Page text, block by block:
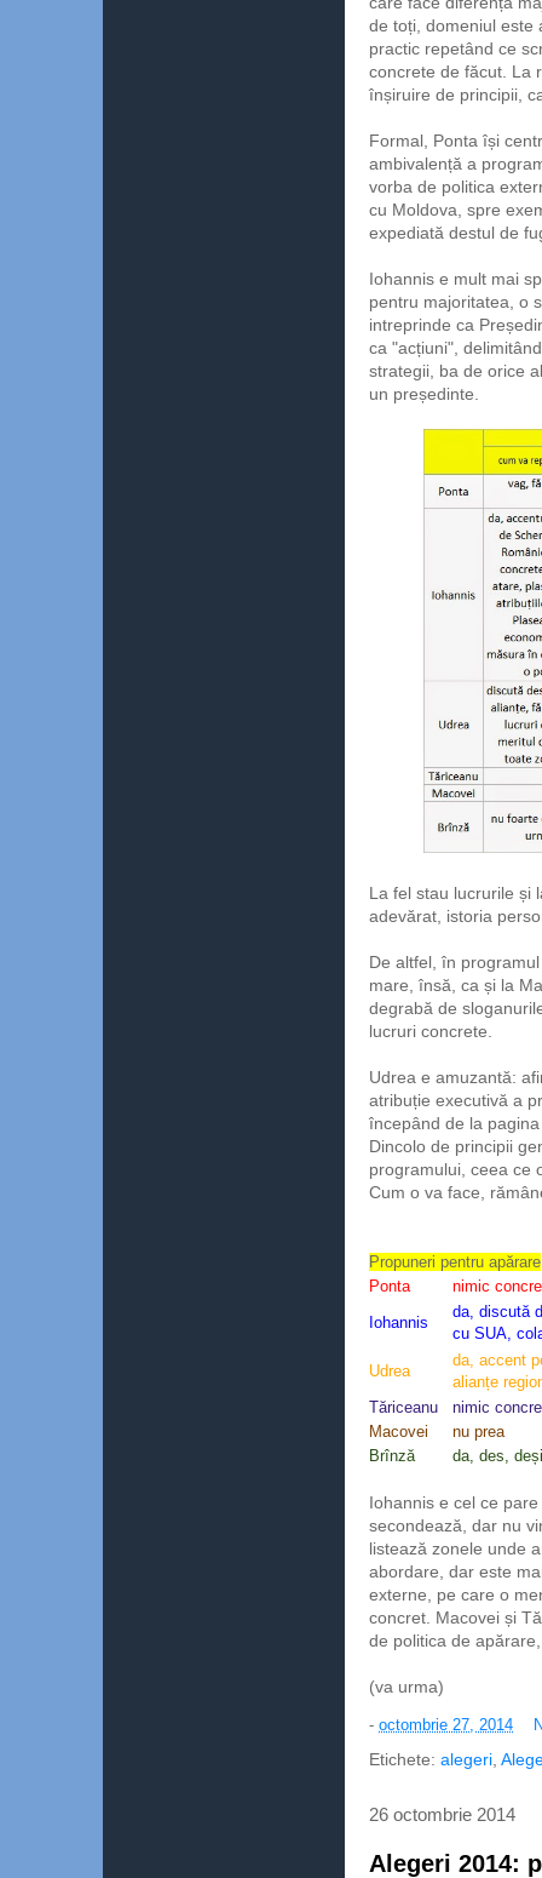
de toți, domeniul este
practic repetând ce
concrete de făcut. La
înșiruire de principii,
Formal, Ponta își
ambivalență a
vorba de politica
cu Moldova, spre
expediată destul de
Iohannis e mult mai
pentru majoritatea, o
intreprinde ca
ca "acțiuni",
strategii, ba de orice
un președinte.
La fel stau lucrurile și
adevărat, istoria
De altfel, în
mare, însă, ca și la
degrabă de
lucruri concrete.
Udrea e amuzantă:
atribuție executivă a
începând de la
Dincolo de principii
programului, ceea ce
Cum o va face,
Propuneri pentru apărare
Ponta
nimic
Iohannis
da, discută
cu SUA,
Udrea
da, accent
alianțe
Tăriceanu
nimic
Macovei
nu prea
Brînză
da, des,
Iohannis e cel ce
secondează, dar nu
listează zonele unde
abordare, dar este
externe, pe care o
concret. Macovei și
de politica de
(va urma)
- octombrie 27, 2014
Etichete: alegeri
26 octombrie 2014
Alegeri 2014: